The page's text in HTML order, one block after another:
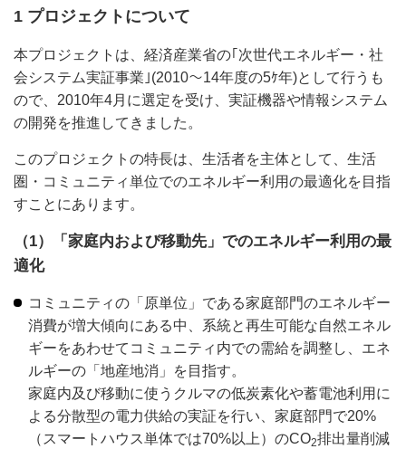
1 プロジェクトについて
本プロジェクトは、経済産業省の｢次世代エネルギー・社
会システム実証事業｣(2010～14年度の5ｹ年)として行うも
ので、2010年4月に選定を受け、実証機器や情報システム
の開発を推進してきました。
このプロジェクトの特長は、生活者を主体として、生活
圏・コミュニティ単位でのエネルギー利用の最適化を目指
すことにあります。
（1）「家庭内および移動先」でのエネルギー利用の最
適化
コミュニティの「原単位」である家庭部門のエネルギー
消費が増大傾向にある中、系統と再生可能な自然エネル
ギーをあわせてコミュニティ内での需給を調整し、エネ
ルギーの「地産地消」を目指す。
家庭内及び移動に使うクルマの低炭素化や蓄電池利用に
よる分散型の電力供給の実証を行い、家庭部門で20%
（スマートハウス単体では70%以上）のCO2排出量削減